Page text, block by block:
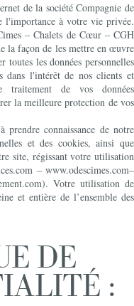
de la société Compagnie de
l'importance à votre vie privée.
– Chalets de Cœur – CGH
la façon de les mettre en œuvre
toutes les données personnelles
dans l'intérêt de nos clients et
traitement de vos données
la meilleure protection de vos
connaissance de notre
et des cookies, ainsi que
site, régissant votre utilisation
– www.odescimes.com–
Votre utilisation de
et entière de l’ensemble des
DE
: